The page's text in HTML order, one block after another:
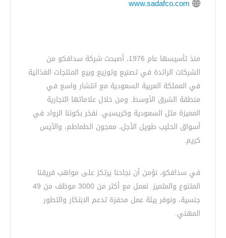
www.sadafco.com
منذ تأسيسها عام 1976، أصبحت شركة سدافكو من
الشركات الرائدة في تصنيع وتوزيع وبيع المنتجات الغذائية
في المملكة العربية السعودية مع انتشار واسع في
منطقة الشرق الأوسط. ومن خلال علاماتها التجارية
المميزة مثل السعودية وكريسبي. نفخر بكوننا الرواد في
أسواق الحليب طويل الأجل، معجون الطماطم، والآيس
كريم.
في سدافكو، نؤمن أن نجاحنا يرتكز على مواهب فريقنا
المتنوع والمتميز. نعمل مع أكثر من 3000 موظف من 49
جنسية، ونوفر بيئة عمل محفزة تدعم الابتكار والتطور
المهني.